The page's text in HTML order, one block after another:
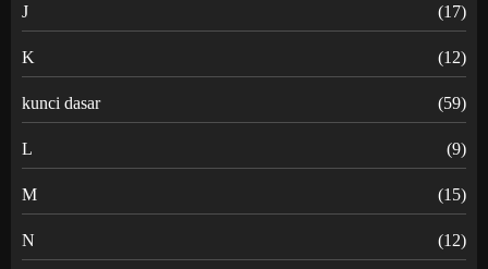
J (17)
K (12)
kunci dasar (59)
L (9)
M (15)
N (12)